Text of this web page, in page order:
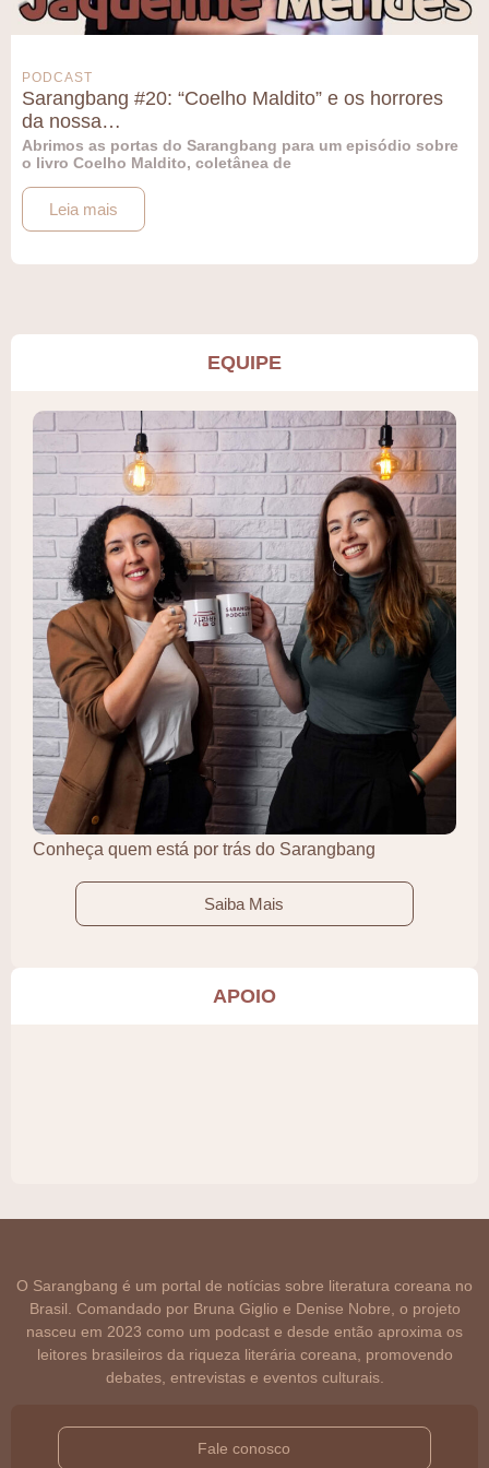
PODCAST
Sarangbang #20: “Coelho Maldito” e os horrores
da nossa…
Abrimos as portas do Sarangbang para um episódio sobre
o livro Coelho Maldito, coletânea de
Leia mais
EQUIPE
Conheça quem está por trás do Sarangbang
Saiba Mais
APOIO
O Sarangbang é um portal de notícias sobre literatura coreana no
Brasil. Comandado por Bruna Giglio e Denise Nobre, o projeto
nasceu em 2023 como um podcast e desde então aproxima os
leitores brasileiros da riqueza literária coreana, promovendo
debates, entrevistas e eventos culturais.
Fale conosco